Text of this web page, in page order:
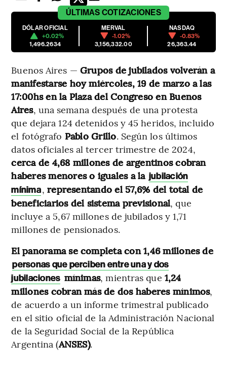
ÚLTIMAS COTIZACIONES
DÓLAR OFICIAL
+0.02%
1,496.2634
MERVAL
-1.02%
3,156,332.00
NASDAQ
-0.83%
26,363.44
Buenos Aires — Grupos de jubilados volverán a
manifestarse hoy miércoles, 19 de marzo a las
17:00hs en la Plaza del Congreso en Buenos
Aires, una semana después de una protesta
que dejara 124 detenidos y 45 heridos, incluido
el fotógrafo Pablo Grillo. Según los últimos
datos oficiales al tercer trimestre de 2024,
cerca de 4,68 millones de argentinos cobran
haberes menores o iguales a la jubilación
mínima,representando el 57,6% del total de
beneficiarios del sistema previsional, que
incluye a 5,67 millones de jubilados y 1,71
millones de pensionados.
El panorama se completa con 1,46 millones de
personas que perciben entre una y dos
jubilaciones mínimas, mientras que 1,24
millones cobran más de dos haberes mínimos,
de acuerdo a un informe trimestral publicado
en el sitio oficial de la Administración Nacional
de la Seguridad Social de la República
Argentina (ANSES).